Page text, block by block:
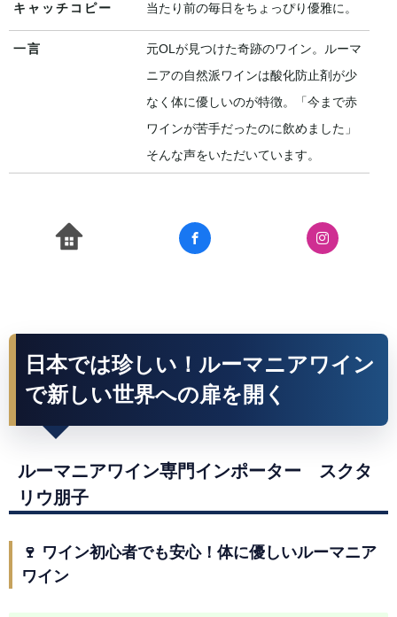
キャッチコピー 当たり前の毎日をちょっぴり優雅に。
一言
元OLが見つけた奇跡のワイン。ルーマ
ニアの自然派ワインは酸化防止剤が少
なく体に優しいのが特徴。「今まで赤
ワインが苦手だったのに飲めました」
そんな声をいただいています。
日本では珍しい！ルーマニアワイン
で新しい世界への扉を開く
ルーマニアワイン専門インポーター スクタ
リウ朋子
🍷 ワイン初心者でも安心！体に優しいルーマニア
ワイン